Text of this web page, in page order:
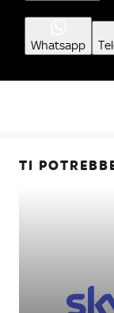
Whatsapp
TI